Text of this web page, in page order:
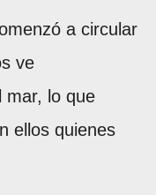
a circular
ve
mar, lo que
ellos quienes